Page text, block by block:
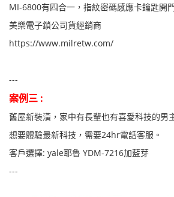
MI-6800有四合一，指紋密碼感應卡鑰匙開
美樂電子鎖公司貨經銷商
https://www.milretw.com/
---
案例三 :
舊屋新裝潢，家中有長輩也有喜愛科技的男
想要體驗最新科技，需要24hr電話客服。
客戶選擇: yale耶魯 YDM-7216加藍芽
---